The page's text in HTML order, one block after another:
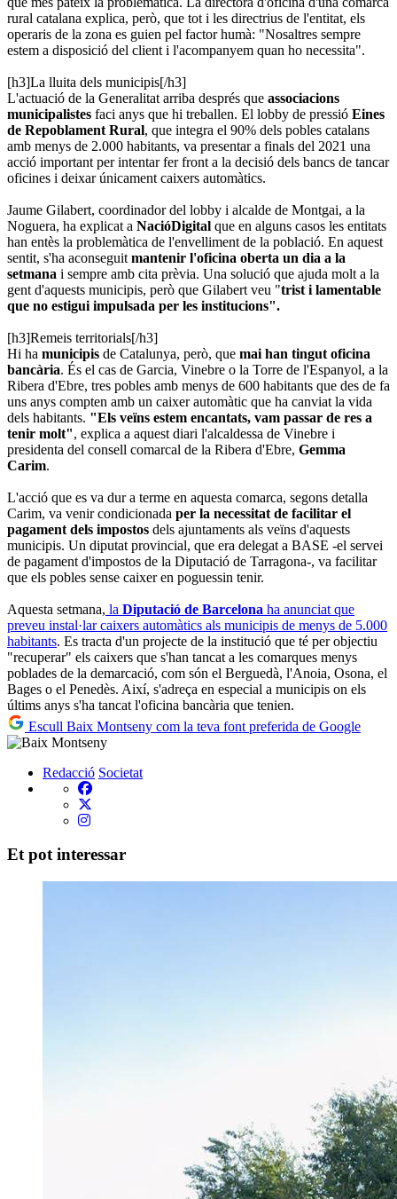
rural catalana explica, però, que tot i les directrius de l'entitat, els
operaris de la zona es guien pel factor humà: "Nosaltres sempre
estem a disposició del client i l'acompanyem quan ho necessita".
[h3]La lluita dels municipis[/h3]
L'actuació de la Generalitat arriba després que associacions
municipalistes faci anys que hi treballen. El lobby de pressió Eines
de Repoblament Rural, que integra el 90% dels pobles catalans
amb menys de 2.000 habitants, va presentar a finals del 2021 una
acció important per intentar fer front a la decisió dels bancs de tancar
oficines i deixar únicament caixers automàtics.
Jaume Gilabert, coordinador del lobby i alcalde de Montgai, a la
Noguera, ha explicat a NacióDigital que en alguns casos les entitats
han entès la problemàtica de l'envelliment de la població. En aquest
sentit, s'ha aconseguit mantenir l'oficina oberta un dia a la
setmana i sempre amb cita prèvia. Una solució que ajuda molt a la
gent d'aquests municipis, però que Gilabert veu "trist i lamentable
que no estigui impulsada per les institucions".
[h3]Remeis territorials[/h3]
Hi ha municipis de Catalunya, però, que mai han tingut oficina
bancària. És el cas de Garcia, Vinebre o la Torre de l'Espanyol, a la
Ribera d'Ebre, tres pobles amb menys de 600 habitants que des de fa
uns anys compten amb un caixer automàtic que ha canviat la vida
dels habitants. "Els veïns estem encantats, vam passar de res a
tenir molt", explica a aquest diari l'alcaldessa de Vinebre i
presidenta del consell comarcal de la Ribera d'Ebre, Gemma
Carim.
L'acció que es va dur a terme en aquesta comarca, segons detalla
Carim, va venir condicionada per la necessitat de facilitar el
pagament dels impostos dels ajuntaments als veïns d'aquests
municipis. Un diputat provincial, que era delegat a BASE -el servei
de pagament d'impostos de la Diputació de Tarragona-, va facilitar
que els pobles sense caixer en poguessin tenir.
Aquesta setmana, la Diputació de Barcelona ha anunciat que
preveu instal·lar caixers automàtics als municipis de menys de 5.000
habitants. Es tracta d'un projecte de la institució que té per objectiu
"recuperar" els caixers que s'han tancat a les comarques menys
poblades de la demarcació, com són el Berguedà, l'Anoia, Osona, el
Bages o el Penedès. Així, s'adreça en especial a municipis on els
últims anys s'ha tancat l'oficina bancària que tenien.
Escull Baix Montseny com la teva font preferida de Google
Redacció Societat
Et pot interessar